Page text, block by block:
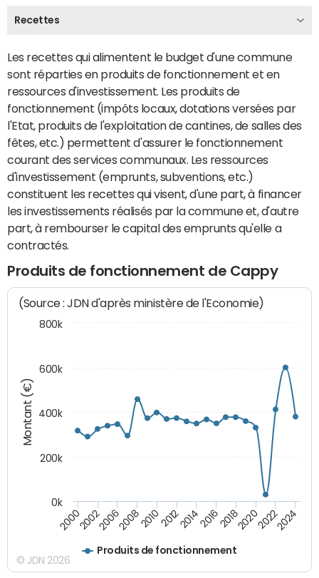
Recettes
Les recettes qui alimentent le budget d'une commune
sont réparties en produits de fonctionnement et en
ressources d'investissement. Les produits de
fonctionnement (impôts locaux, dotations versées par
l'Etat, produits de l'exploitation de cantines, de salles des
fêtes, etc.) permettent d'assurer le fonctionnement
courant des services communaux. Les ressources
d'investissement (emprunts, subventions, etc.)
constituent les recettes qui visent, d'une part, à financer
les investissements réalisés par la commune et, d'autre
part, à rembourser le capital des emprunts qu'elle a
contractés.
Produits de fonctionnement de Cappy
Montant (€)
(Source : JDN d'après ministère de l'Economie)
Produits de fonctionnement
200020022006200820102012201420162018202020222024
0k
200k
400k
600k
800k
© JDN 2026